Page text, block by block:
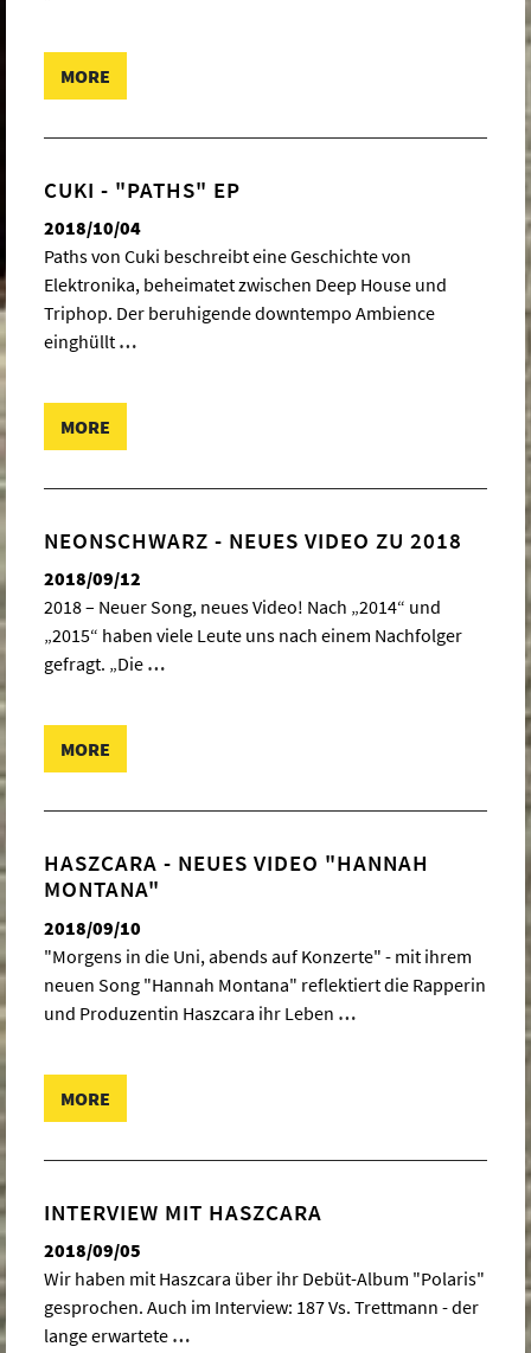
MORE
CUKI - "PATHS" EP
2018/10/04
Paths von Cuki beschreibt eine Geschichte von
Elektronika, beheimatet zwischen Deep House und
Triphop. Der beruhigende downtempo Ambience
einghüllt …
MORE
NEONSCHWARZ - NEUES VIDEO ZU 2018
2018/09/12
2018 – Neuer Song, neues Video! Nach „2014“ und
„2015“ haben viele Leute uns nach einem Nachfolger
gefragt. „Die …
MORE
HASZCARA - NEUES VIDEO "HANNAH
MONTANA"
2018/09/10
"Morgens in die Uni, abends auf Konzerte" - mit ihrem
neuen Song "Hannah Montana" reflektiert die Rapperin
und Produzentin Haszcara ihr Leben …
MORE
INTERVIEW MIT HASZCARA
2018/09/05
Wir haben mit Haszcara über ihr Debüt-Album "Polaris"
gesprochen. Auch im Interview: 187 Vs. Trettmann - der
lange erwartete …